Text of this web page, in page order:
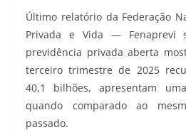
Último relatório da Federação
Privada e Vida — Fenaprevi
previdência privada aberta
terceiro trimestre de 2025
40,1 bilhões, apresentam
quando comparado ao
passado.